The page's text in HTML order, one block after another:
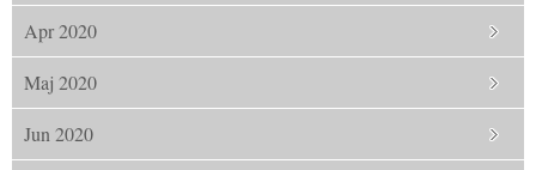
Apr 2020
Maj 2020
Jun 2020